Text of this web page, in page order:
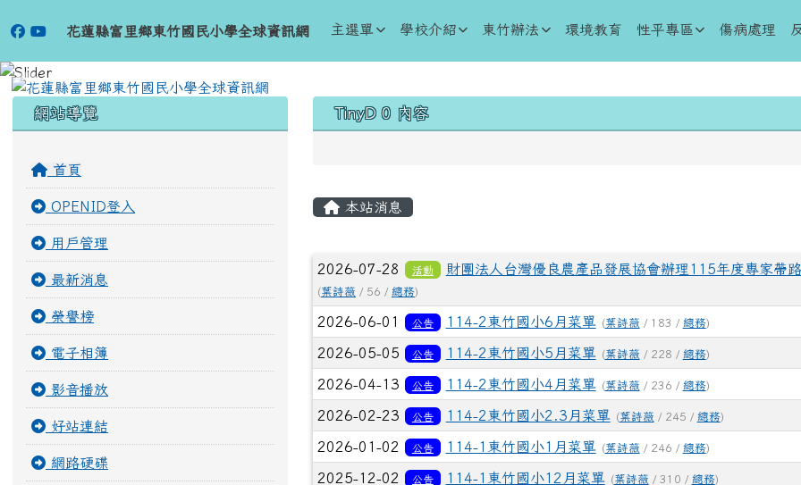
花蓮縣富里鄉東竹國民小學全球資訊網
花蓮縣富里鄉東竹國民小學全球資訊網 主選單 學校介紹 東竹辦法 環境教育 性平專區 傷病處理
左邊區域內容
網站導覽
首頁
OPENID登入
用戶管理
最新消息
榮譽榜
電子相簿
影音播放
好站連結
網路硬碟
上中區域內容
TinyD 0 內容
主內容區域
本站消息
文章列表
2026-07-28 活動 財團法人台灣優良農產品發展協會辦理115年度專家帶
(葉詩薇 / 56 / 總務)
2026-06-01 公告 114-2東竹國小6月菜單 (葉詩薇 / 183 / 總務)
2026-05-05 公告 114-2東竹國小5月菜單 (葉詩薇 / 228 / 總務)
2026-04-13 公告 114-2東竹國小4月菜單 (葉詩薇 / 236 / 總務)
2026-02-23 公告 114-2東竹國小2.3月菜單 (葉詩薇 / 245 / 總務)
2026-01-02 公告 114-1東竹國小1月菜單 (葉詩薇 / 246 / 總務)
2025-12-02 公告 114-1東竹國小12月菜單 (葉詩薇 / 310 / 總務)
頁尾區域